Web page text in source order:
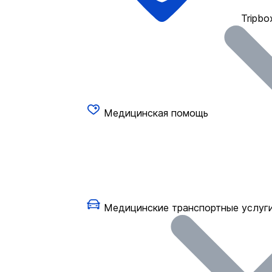
Медицинская помощь
Медицинские транспортные